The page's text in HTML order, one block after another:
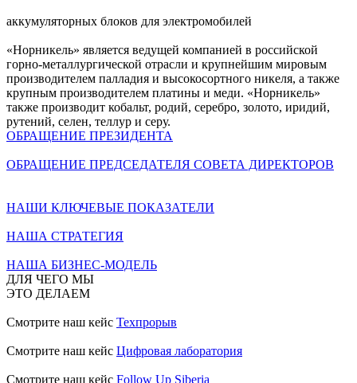
аккумуляторных блоков для электромобилей
«Норникель» является ведущей компанией в российской
горно-металлургической отрасли и крупнейшим мировым
производителем палладия и высокосортного никеля, а также
крупным производителем платины и меди. «Норникель»
также производит кобальт, родий, серебро, золото, иридий,
рутений, селен, теллур и серу.
ОБРАЩЕНИЕ ПРЕЗИДЕНТА
ОБРАЩЕНИЕ ПРЕДСЕДАТЕЛЯ СОВЕТА ДИРЕКТОРОВ
НАШИ КЛЮЧЕВЫЕ ПОКАЗАТЕЛИ
НАША СТРАТЕГИЯ
НАША БИЗНЕС-МОДЕЛЬ
ДЛЯ ЧЕГО МЫ
ЭТО ДЕЛАЕМ
Смотрите наш кейс Техпрорыв
Смотрите наш кейс Цифровая лаборатория
Смотрите наш кейс Follow Up Siberia